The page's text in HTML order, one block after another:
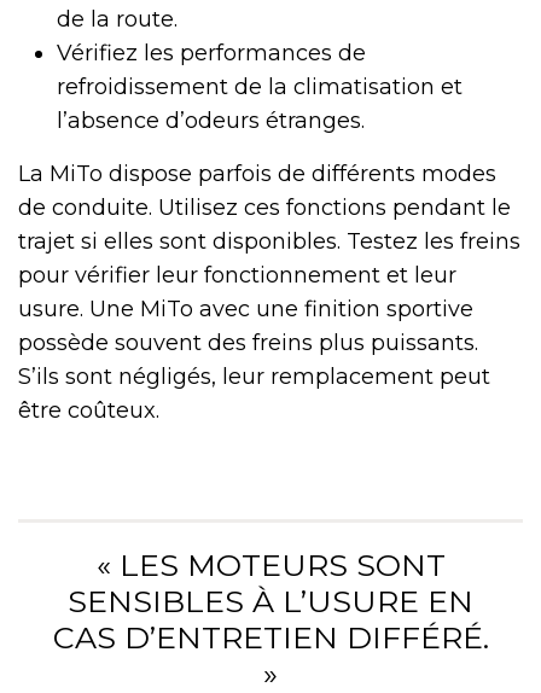
de la route.
Vérifiez les performances de
refroidissement de la climatisation et
l’absence d’odeurs étranges.
La MiTo dispose parfois de différents modes
de conduite. Utilisez ces fonctions pendant le
trajet si elles sont disponibles. Testez les freins
pour vérifier leur fonctionnement et leur
usure. Une MiTo avec une finition sportive
possède souvent des freins plus puissants.
S’ils sont négligés, leur remplacement peut
être coûteux.
« LES MOTEURS SONT
SENSIBLES À L’USURE EN
CAS D’ENTRETIEN DIFFÉRÉ.
»